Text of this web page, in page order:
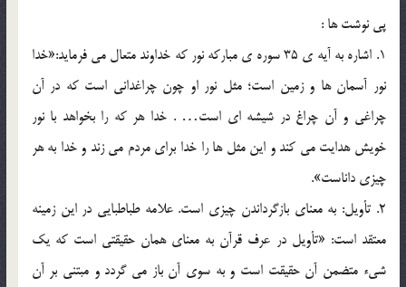
پی نوشت ها :
1. اشاره به آیه ی 35 سوره ی مبارکه نور که خداوند متعال می فرماید:«خدا
نور آسمان ها و زمین است؛ مثل نور او چون چراغدانی است که در آن
چراغی و آن چراغ در شیشه ای است… . خدا هر که را بخواهد با نور
خویش هدایت می کند و این مثل ها را خدا برای مردم می زند و خدا به هر
چیزی داناست».
2. تأویل: به معنای بازگرداندن چیزی است. علامه طباطبایی در این زمینه
معتقد است: «تأویل در عرف قرآن به معنای همان حقیقتی است که یک
شیء متضمن آن حقیقت است و به سوی آن باز می گردد و مبتنی بر آن